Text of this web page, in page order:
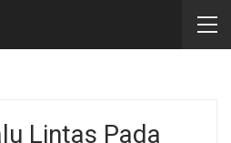
Lintas Pada